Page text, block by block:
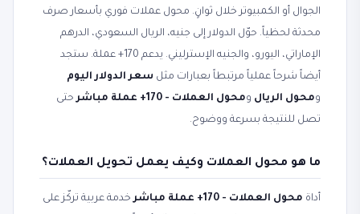
الجوال أو الكمبيوتر خلال ثوانٍ. محول عملات فوري بأسعار صرف
محدثة لحظياً. حوّل الدولار إلى جنيه، الريال السعودي، الدرهم
الإماراتي، اليورو، والجنيه الإسترليني. يدعم 170+ عملة. ستجد
أيضاً شرحاً عملياً مرتبطاً بعبارات مثل سعر الدولار اليوم
ومحول الريال ومحول العملات - 170+ عملة مباشر
حتى
تصل للنتيجة بسرعة ووضوح.
ما هو محول العملات وكيف يعمل تحويل العملات؟
أداة محول العملات - 170+ عملة مباشر
خدمة عربية تركّز على